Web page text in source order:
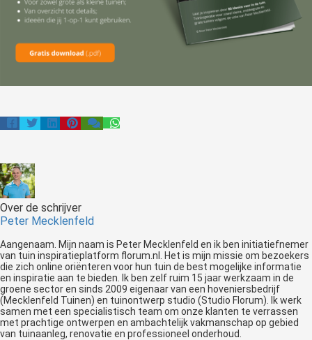
Over de schrijver
Peter Mecklenfeld
Aangenaam. Mijn naam is Peter Mecklenfeld en ik ben initiatiefnemer
van tuin inspiratieplatform florum.nl. Het is mijn missie om bezoekers
die zich online oriënteren voor hun tuin de best mogelijke informatie
en inspiratie aan te bieden. Ik ben zelf ruim 15 jaar werkzaam in de
groene sector en sinds 2009 eigenaar van een hoveniersbedrijf
(Mecklenfeld Tuinen) en tuinontwerp studio (Studio Florum). Ik werk
samen met een specialistisch team om onze klanten te verrassen
met prachtige ontwerpen en ambachtelijk vakmanschap op gebied
van tuinaanleg, renovatie en professioneel onderhoud.